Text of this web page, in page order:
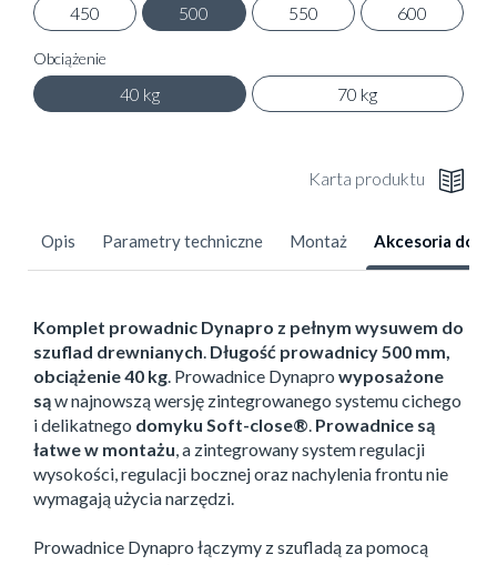
450
500 550 600
Obciążenie
40 kg 70 kg
Karta produktu
Opis Parametry techniczne Montaż Akcesoria
Komplet prowadnic Dynapro z pełnym wysuwem do
szuflad drewnianych. Długość prowadnicy 500 mm,
obciążenie 40 kg. Prowadnice Dynapro wyposażone
sąw najnowszą wersję zintegrowanego systemu cichego
i delikatnego domyku Soft-close®. Prowadnice są
łatwe w montażu, a zintegrowany system regulacji
wysokości, regulacji bocznej oraz nachylenia frontu nie
wymagają użycia narzędzi.
Prowadnice Dynapro łączymy z szufladą za pomocą